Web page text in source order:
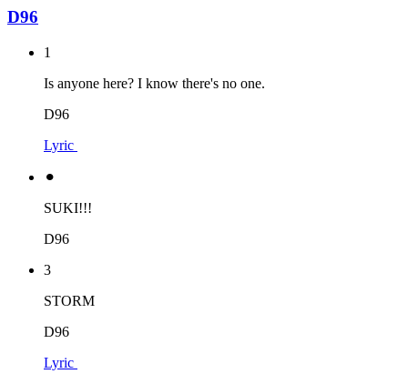
D96
1
Is anyone here? I know there's no one.
D96
Lyric
⚫︎
SUKI!!!
D96
3
STORM
D96
Lyric